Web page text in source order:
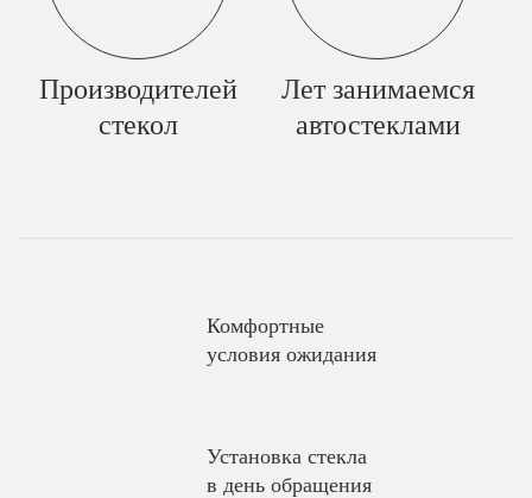
Производителей
стекол
Лет занимаемся
автостеклами
Комфортные
условия ожидания
Установка стекла
в день обращения